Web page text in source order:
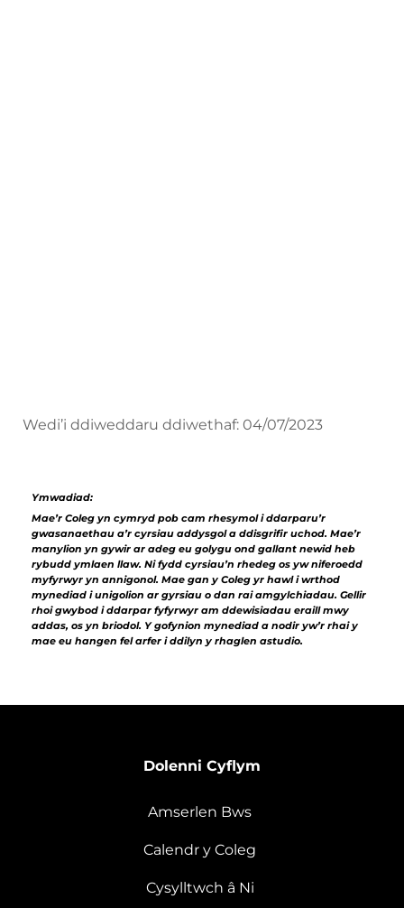
Wedi’i ddiweddaru ddiwethaf: 04/07/2023
Ymwadiad:
Mae’r Coleg yn cymryd pob cam rhesymol i ddarparu’r
gwasanaethau a’r cyrsiau addysgol a ddisgrifir uchod. Mae’r
manylion yn gywir ar adeg eu golygu ond gallant newid heb
rybudd ymlaen llaw. Ni fydd cyrsiau’n rhedeg os yw niferoedd
myfyrwyr yn annigonol. Mae gan y Coleg yr hawl i wrthod
mynediad i unigolion ar gyrsiau o dan rai amgylchiadau. Gellir
rhoi gwybod i ddarpar fyfyrwyr am ddewisiadau eraill mwy
addas, os yn briodol. Y gofynion mynediad a nodir yw’r rhai y
mae eu hangen fel arfer i ddilyn y rhaglen astudio.
Dolenni Cyflym
Amserlen Bws
Calendr y Coleg
Cysylltwch â Ni